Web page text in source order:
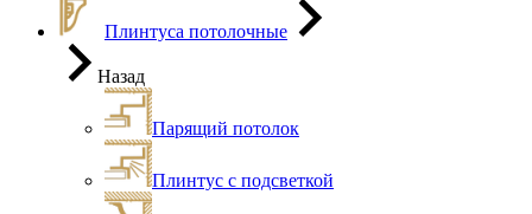
Плинтуса потолочные
Назад
Парящий потолок
Плинтус с подсветкой